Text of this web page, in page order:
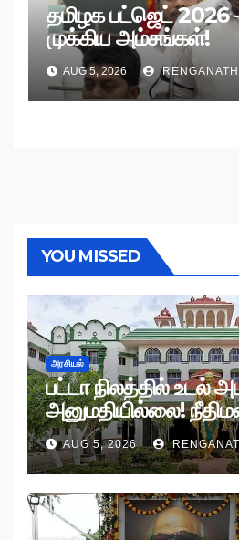
தமிழக பட்ஜெட் 2026
முக்கிய அம்சங்கள்!
AUG 5, 2026
YOU MISSED
அரசியல்
பட்டா நிலத்தில் உடல்
அனுமதியில்லை!
உத்தரவு!
AUG 5, 2026